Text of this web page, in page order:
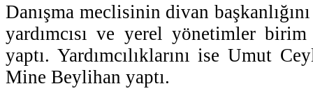
Danışma meclisinin divan
yardımcısı ve yerel yönetimler
yaptı. Yardımcılıklarını ise Umut
Mine Beylihan yaptı.